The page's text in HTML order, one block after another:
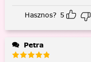
Hasznos? 5
Petra